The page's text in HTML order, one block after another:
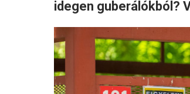
idegen guberálókból?